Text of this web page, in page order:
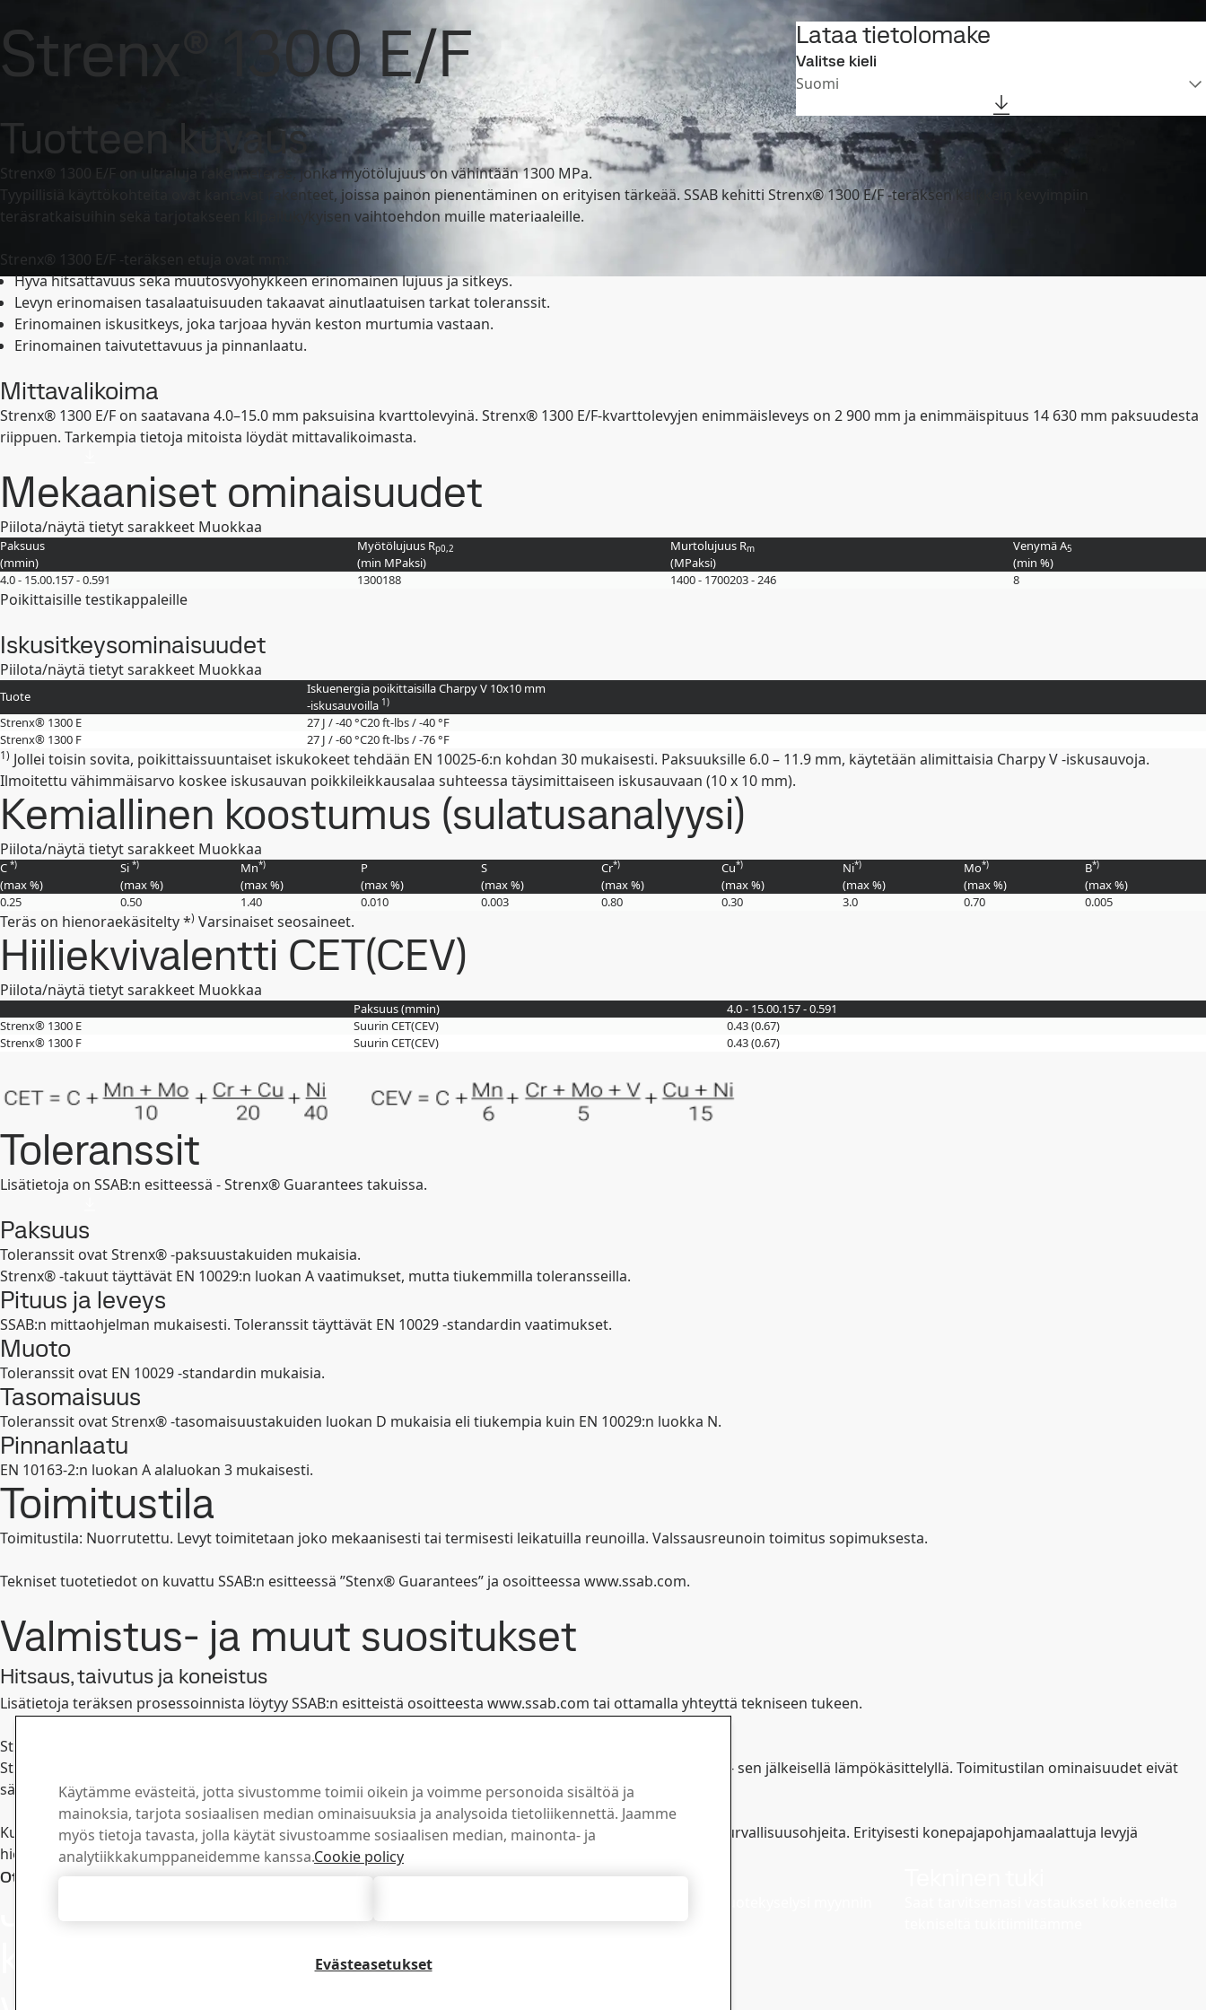
Brändit ja tuotteet Tekninen tuki Yhteystiedot MySSAB
Strenx® 1300 E/F Lataa tietolomake
Valitse kieli
Suomi
Tuotteen kuvaus
Strenx® 1300 E/F on ultraluja rakenneteräs, jonka myötölujuus on vähintään 1300 MPa.
Tyypillisiä käyttökohteita ovat kantavat rakenteet, joissa painon pienentäminen on erityisen tärkeää. SSAB kehitti Strenx® 1300 E/F -teräksen kaikkein kevyimpiin
teräsratkaisuihin sekä tarjotakseen kilpailukykyisen vaihtoehdon muille materiaaleille.
Strenx® 1300 E/F -teräksen etuja ovat mm:
Hyvä hitsattavuus sekä muutosvyöhykkeen erinomainen lujuus ja sitkeys.
Levyn erinomaisen tasalaatuisuuden takaavat ainutlaatuisen tarkat toleranssit.
Erinomainen iskusitkeys, joka tarjoaa hyvän keston murtumia vastaan.
Erinomainen taivutettavuus ja pinnanlaatu.
Mittavalikoima
Strenx® 1300 E/F on saatavana 4.0–15.0 mm paksuisina kvarttolevyinä. Strenx® 1300 E/F-kvarttolevyjen enimmäisleveys on 2 900 mm ja enimmäispituus 14 630 mm paksuudesta
riippuen. Tarkempia tietoja mitoista löydät mittavalikoimasta.
Mekaaniset ominaisuudet
Piilota/näytä tietyt sarakkeet Muokkaa
Paksuus
(mmin)
Myötölujuus Rp0,2
(min MPaksi)
Murtolujuus Rm
(MPaksi)
Venymä A5
(min %)
4.0 - 15.00.157 - 0.591 1300188 1400 - 1700203 - 246 8
Poikittaisille testikappaleille
Iskusitkeysominaisuudet
Piilota/näytä tietyt sarakkeet Muokkaa
Tuote
Iskuenergia poikittaisilla Charpy V 10x10 mm
-iskusauvoilla 1)
Strenx® 1300 E 27 J / -40 °C20 ft-lbs / -40 °F
Strenx® 1300 F
27 J / -60 °C20 ft-lbs / -76 °F
1) Jollei toisin sovita, poikittaissuuntaiset iskukokeet tehdään EN 10025-6:n kohdan 30 mukaisesti. Paksuuksille 6.0 – 11.9 mm, käytetään alimittaisia Charpy V -iskusauvoja.
Ilmoitettu vähimmäisarvo koskee iskusauvan poikkileikkausalaa suhteessa täysimittaiseen iskusauvaan (10 x 10 mm).
Kemiallinen koostumus (sulatusanalyysi)
Piilota/näytä tietyt sarakkeet Muokkaa
C *)
(max%)
Si *)
(max%)
Mn*)
(max%)
P
(max%)
S
(max%)
Cr*)
(max%)
Cu*)
(max%)
Ni*)
(max%)
Mo*)
(max%)
B*)
(max%)
0.25
0.50 1.40 0.010 0.003 0.80 0.30 3.0 0.70 0.005
Teräs on hienoraekäsitelty *) Varsinaiset seosaineet.
Hiiliekvivalentti CET(CEV)
Piilota/näytä tietyt sarakkeet Muokkaa
Paksuus (mmin) 4.0 - 15.00.157 - 0.591
Strenx® 1300 E
Suurin CET(CEV)
0.43 (0.67)
Strenx® 1300 F
Suurin CET(CEV) 0.43 (0.67)
Toleranssit
Lisätietoja on SSAB:n esitteessä - Strenx® Guarantees takuissa.
Paksuus
Toleranssit ovat Strenx® -paksuustakuiden mukaisia.
Strenx® -takuut täyttävät EN 10029:n luokan A vaatimukset, mutta tiukemmilla toleransseilla.
Pituus ja leveys
SSAB:n mittaohjelman mukaisesti. Toleranssit täyttävät EN 10029 -standardin vaatimukset.
Muoto
Toleranssit ovat EN 10029 -standardin mukaisia.
Tasomaisuus
Toleranssit ovat Strenx® -tasomaisuustakuiden luokan D mukaisia eli tiukempia kuin EN 10029:n luokka N.
Pinnanlaatu
EN 10163-2:n luokan A alaluokan 3 mukaisesti.
Toimitustila
Toimitustila: Nuorrutettu. Levyt toimitetaan joko mekaanisesti tai termisesti leikatuilla reunoilla. Valssausreunoin toimitus sopimuksesta.
Tekniset tuotetiedot on kuvattu SSAB:n esitteessä ”Stenx® Guarantees” ja osoitteessa www.ssab.com.
Valmistus- ja muut suositukset
Hitsaus, taivutus ja koneistus
Lisätietoja teräksen prosessoinnista löytyy SSAB:n esitteistä osoitteesta www.ssab.com tai ottamalla yhteyttä tekniseen tukeen.
Strenx® 1300 E/F-teräksellä on taivutustakuut luokan D Strenx®-taivutustakuiden mukaisesti.
Strenx® 1300 E/F -teräksen mekaaniset ominaisuudet on saavutettu karkaisemalla - ja valintamme mukaan - sen jälkeisellä lämpökäsittelyllä. Toimitustilan ominaisuudet eivät
säily, mikäli tuote altistetaan yli 200 ºC:n lämpötilalle.
Kun tuotetta hitsataan, leikataan, hiotaan tai työstetään muulla tavoin, on noudatettava asianmukaisia työturvallisuusohjeita. Erityisesti konepajapohjamaalattuja levyjä
hiottaessa saattaa muodostua pölyä, jonka hiukkaspitoisuus on suuri.
Ota yhteyttä – Strenx®
Jos sinulla on
Pysy ajan tasalla Strenx®-
inspiroivia tarinoita
Myynti
tukipalveluun
Käytämme evästeitä, jotta sivustomme toimii oikein ja voimme personoida sisältöä ja
mainoksia, tarjota sosiaalisen median ominaisuuksia ja analysoida tietoliikennettä. Jaamme
myös tietoja tavasta, jolla käytät sivustoamme sosiaalisen median, mainonta- ja
analytiikkakumppaneidemme kanssa.Cookie policy
Evästeasetukset